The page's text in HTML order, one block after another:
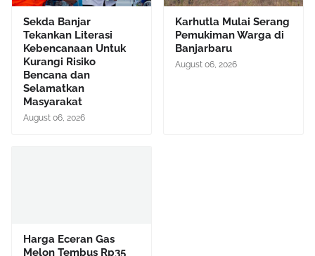
Sekda Banjar
Tekankan Literasi
Kebencanaan Untuk
Kurangi Risiko
Bencana dan
Selamatkan
Masyarakat
August 06, 2026
​Karhutla Mulai Serang
Pemukiman Warga di
Banjarbaru
August 06, 2026
Harga Eceran Gas
Melon Tembus Rp35